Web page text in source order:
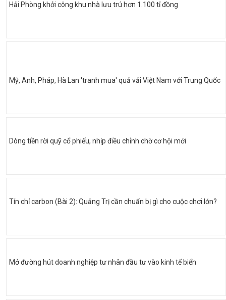
Hải Phòng khởi công khu nhà lưu trú hơn 1.100 tỉ đồng
Mỹ, Anh, Pháp, Hà Lan 'tranh mua' quả vải Việt Nam với Trung Quốc
Dòng tiền rời quỹ cổ phiếu, nhịp điều chỉnh chờ cơ hội mới
Tín chỉ carbon (Bài 2): Quảng Trị cần chuẩn bị gì cho cuộc chơi lớn?
Mở đường hút doanh nghiệp tư nhân đầu tư vào kinh tế biển